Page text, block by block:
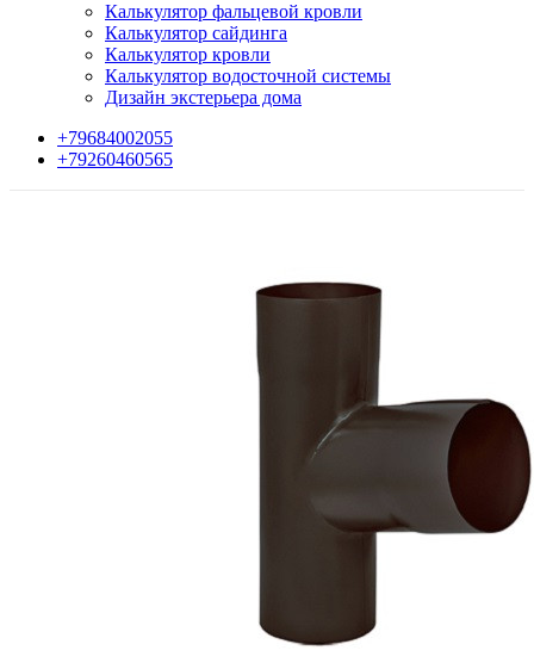
Калькулятор фальцевой кровли
Калькулятор сайдинга
Калькулятор кровли
Калькулятор водосточной системы
Дизайн экстерьера дома
+79684002055
+79260460565